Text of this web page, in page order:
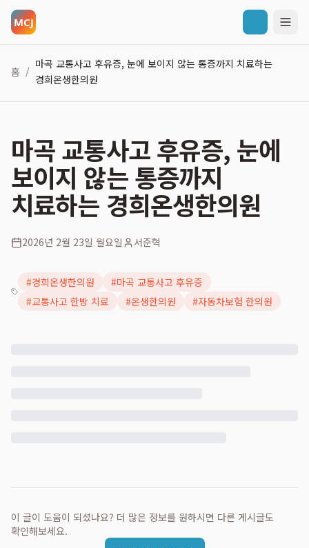
홈 /
마곡 교통사고 후유증, 눈에 보이지 않는 통증까지 치료하는
경희온생한의원
마곡 교통사고 후유증, 눈에
보이지 않는 통증까지
치료하는 경희온생한의원
2026년 2월 23일 월요일 서준혁
#경희온생한의원 #마곡 교통사고 후유증
#교통사고 한방 치료 #온생한의원 #자동차보험 한의원
이 글이 도움이 되셨나요? 더 많은 정보를 원하시면 다른 게시글도
확인해보세요.